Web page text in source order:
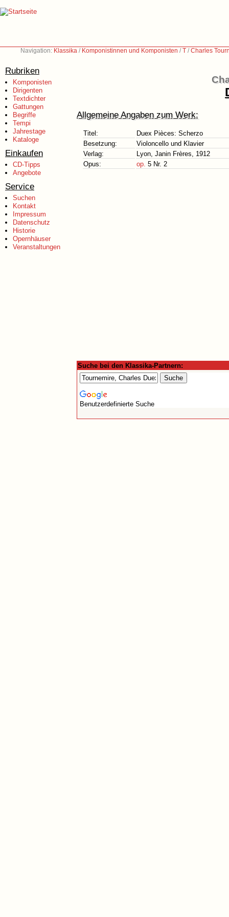
Navigation: Klassika / Komponistinnen und Komponisten /T /Charles
Rubriken
Komponisten
Dirigenten
Textdichter
Gattungen
Begriffe
Tempi
Jahrestage
Kataloge
Einkaufen
CD-Tipps
Angebote
Service
Suchen
Kontakt
Impressum
Datenschutz
Historie
Opernhäuser
Veranstaltungen
Allgemeine Angaben zum Werk:
Titel:
Duex Pièces: Scherzo
Besetzung:
Violoncello und Klavier
Verlag:
Lyon, Janin Frères, 1912
Opus:
op. 5 Nr. 2
Suche bei den Klassika-Partnern:
Benutzerdefinierte Suche